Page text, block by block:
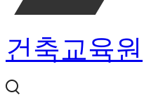
건축교육원